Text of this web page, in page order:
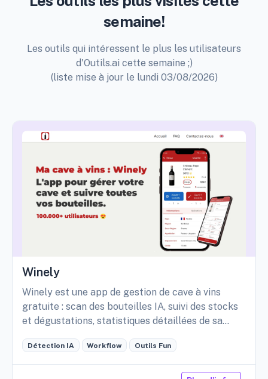
semaine!
Les outils qui intéressent le plus les utilisateurs
d'Outils.ai cette semaine ;)
(liste mise à jour le lundi 03/08/2026)
Winely
Winely est une app de gestion de cave à vins
gratuite : scan des bouteilles IA, suivi des stocks
et dégustations, statistiques détaillées de sa
Détection IA Workflow Outils Fun